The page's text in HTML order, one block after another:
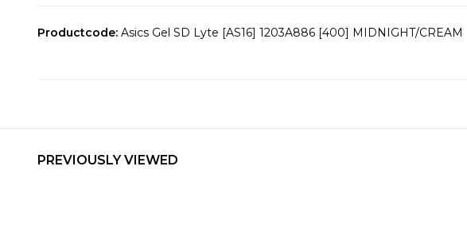
Productcode: Asics Gel SD Lyte [AS16] 1203A886 [400] MIDNIGHT/CREAM
PREVIOUSLY VIEWED